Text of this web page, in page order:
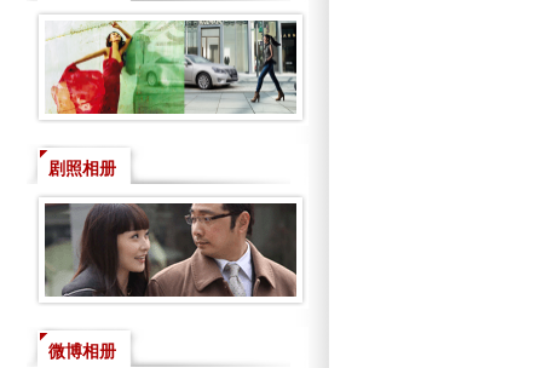
剧照相册
微博相册